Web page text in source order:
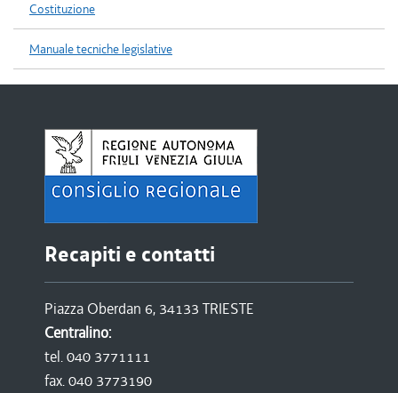
Costituzione
Manuale tecniche legislative
Recapiti e contatti
Piazza Oberdan 6, 34133 TRIESTE
Centralino:
tel. 040 3771111
fax. 040 3773190